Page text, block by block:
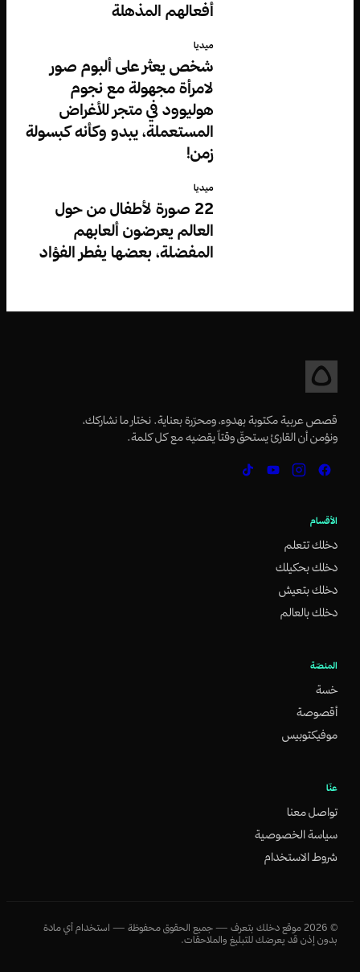
أفعالهم المذهلة
ميديا
شخص يعثر على ألبوم صور
لامرأة مجهولة مع نجوم
هوليوود في متجر للأغراض
المستعملة، يبدو وكأنه كبسولة
زمن!
ميديا
22 صورة لأطفال من حول
العالم يعرضون ألعابهم
المفضلة، بعضها يفطر الفؤاد
قصص عربية مكتوبة بهدوء، ومحرّرة بعناية. نختار ما نشاركك،
ونؤمن أن القارئ يستحقّ وقتاً يقضيه مع كل كلمة.
الأقسام
دخلك تتعلم
دخلك بحكيلك
دخلك بتعيش
دخلك بالعالم
المنصّة
خسة
أقصوصة
موفيكتوبيس
عنّا
تواصل معنا
سياسة الخصوصية
شروط الاستخدام
©
2026 موقع دخلك بتعرف — جميع الحقوق محفوظة — استخدام أي مادة
بدون إذن قد يعرضك للتبليغ والملاحقات.